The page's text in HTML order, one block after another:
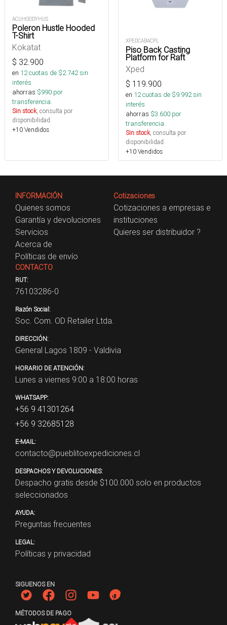
ACUHOODYHUS
Poleron Hustle Hooded
T-Shirt
Kokatat
$ 32.900
en 12cuotas de $2.742sin
interés
ahorras $990 por
transferencia.
Sin stock, consulta por
disponibilidad.
+10 Vendidos
XPEDCABACPL
Piso Back Casting
Platform for Raft
Xped
$ 119.900
en 12cuotas de $9.992sin
interés
ahorras $3.600 por
transferencia.
Sin stock, consulta por
disponibilidad.
+10 Vendidos
INFORMACIÓN
Quienes somos
Garantía y devoluciones
Servicios
Acerca de
Políticas de envío
Cotizaciones
Cotizaciones a empresas e
instituciones
Quieres ser distribuidor ?
CONTACTO
RUT:
76103286-0
Razón Social:
Soc. Com. OD Retailer Ltda.
DIRECCIÓN:
General Lagos 1809 - Valdivia
HORARIO DE ATENCIÓN:
Lunes a viernes 9:00 a 18:00 horas
WHATSAPP:
+56 9 41301264
+56 9 32685128
E-MAIL:
contacto@pueblitoexpediciones.cl
DESPACHOS Y DEVOLUCIONES:
Despacho gratis desde $100.000 solo en productos
seleccionados
AYUDA:
Preguntas frecuentes
LEGAL:
Políticas y privacidad
SIGUENOS EN
MÉTODOS DE PAGO